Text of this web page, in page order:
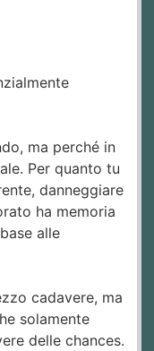
ma perché in
Per quanto tu
danneggiare
ha memoria
alle
cadavere, ma
solamente
delle chances.